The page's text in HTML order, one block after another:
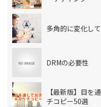
多角的に変化し
DRMの必要性
【最新版】目を
チコピー50選